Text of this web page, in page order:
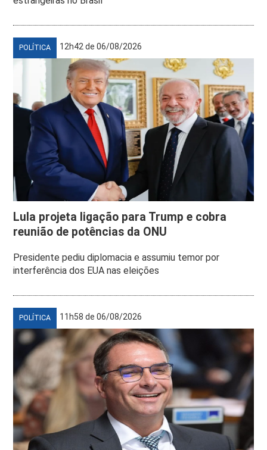
POLÍTICA 12h42 de 06/08/2026
Lula projeta ligação para Trump e cobra
reunião de potências da ONU
Presidente pediu diplomacia e assumiu temor por
interferência dos EUA nas eleições
POLÍTICA 11h58 de 06/08/2026